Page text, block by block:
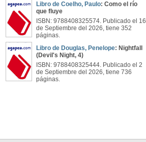
Libro de Coelho, Paulo: Como el río
que fluye
ISBN: 9788408325574. Publicado el 16
de Septiembre del 2026, tiene 352
páginas.
Libro de Douglas, Penelope: Nightfall
(Devil's Night, 4)
ISBN: 9788408325444. Publicado el 2
de Septiembre del 2026, tiene 736
páginas.